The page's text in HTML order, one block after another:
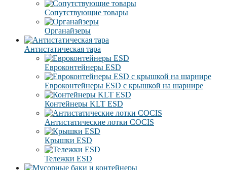
Сопутствующие товары
Органайзеры
Антистатическая тара
Eвроконтейнеры ЕSD
Евроконтейнеры ESD с крышкой на шарнире
Контейнеры KLT ESD
Антистатические лотки COCIS
Крышки ESD
Тележки ESD